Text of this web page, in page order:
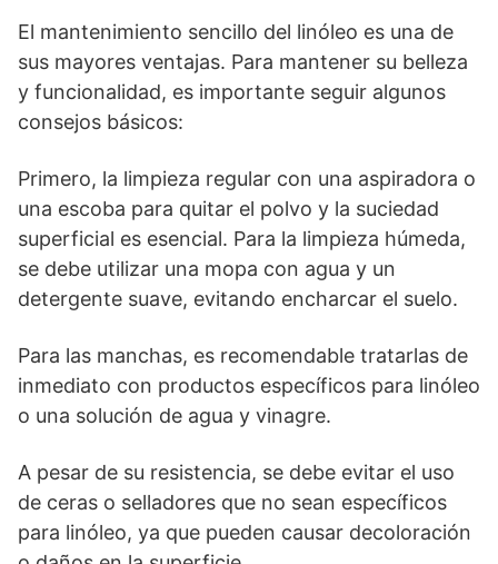
El mantenimiento sencillo del linóleo es una de
sus mayores ventajas. Para mantener su belleza
y funcionalidad, es importante seguir algunos
consejos básicos:
Primero, la limpieza regular con una aspiradora o
una escoba para quitar el polvo y la suciedad
superficial es esencial. Para la limpieza húmeda,
se debe utilizar una mopa con agua y un
detergente suave, evitando encharcar el suelo.
Para las manchas, es recomendable tratarlas de
inmediato con productos específicos para linóleo
o una solución de agua y vinagre.
A pesar de su resistencia, se debe evitar el uso
de ceras o selladores que no sean específicos
para linóleo, ya que pueden causar decoloración